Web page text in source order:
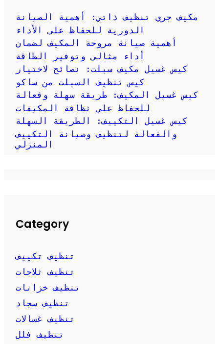
مكيف جري تنظيف ذاتي: أهمية الصيانة
الدورية للحفاظ على الأداء
أهمية صيانة مروحة المكيف لضمان
أداء مثالي وتوفير الطاقة
كيس غسيل مكيف سبلت: نصائح لاختيار
كيس تنظيف السبلت من ساكو
كيس غسيل المكيف: طريقة سهلة وفعالة
للحفاظ على نظافة المكيفات
كيس غسيل التكييف: الطريقة السهلة
والفعالة لتنظيف وصيانة التكييف
المنزلي
Category
تنظيف تكييف
تنظيف ثلاجات
تنظيف خزانات
تنظيف سجاد
تنظيف غسالات
تنظيف فلل